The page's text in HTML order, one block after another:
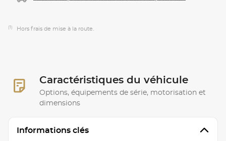
(1) Hors frais de mise à la route.
Caractéristiques du véhicule
Options, équipements de série, motorisation et
dimensions
Informations clés